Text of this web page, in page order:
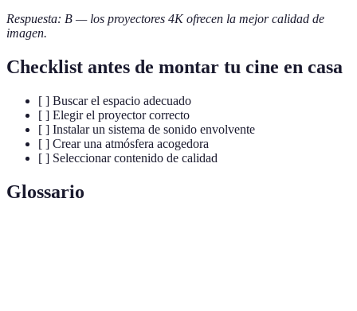
Respuesta: B — los proyectores 4K ofrecen la mejor calidad de
imagen.
Checklist antes de montar tu cine en casa
[ ] Buscar el espacio adecuado
[ ] Elegir el proyector correcto
[ ] Instalar un sistema de sonido envolvente
[ ] Crear una atmósfera acogedora
[ ] Seleccionar contenido de calidad
Glossario